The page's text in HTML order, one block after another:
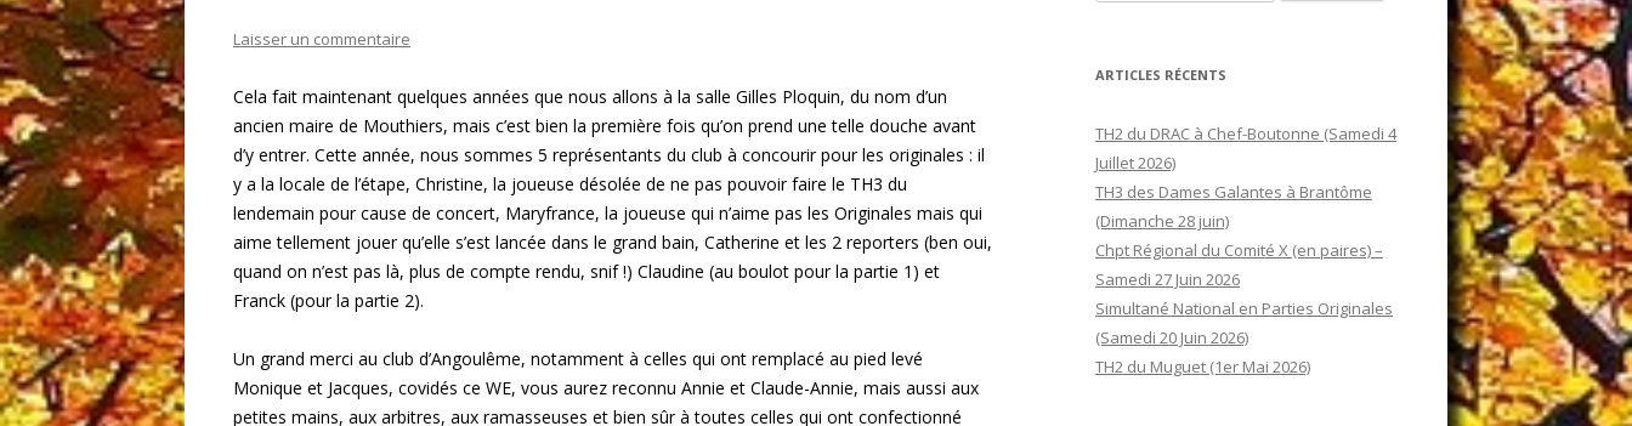
Laisser un commentaire
Cela fait maintenant quelques années que nous allons à la salle Gilles Ploquin, du nom d’un
ancien maire de Mouthiers, mais c’est bien la première fois qu’on prend une telle douche avant
d’y entrer. Cette année, nous sommes 5 représentants du club à concourir pour les originales : il
y a la locale de l’étape, Christine, la joueuse désolée de ne pas pouvoir faire le TH3 du
lendemain pour cause de concert, Maryfrance, la joueuse qui n’aime pas les Originales mais qui
aime tellement jouer qu’elle s’est lancée dans le grand bain, Catherine et les 2 reporters (ben oui,
quand on n’est pas là, plus de compte rendu, snif !) Claudine (au boulot pour la partie 1) et
Franck (pour la partie 2).
Un grand merci au club d’Angoulême, notamment à celles qui ont remplacé au pied levé
Monique et Jacques, covidés ce WE, vous aurez reconnu Annie et Claude-Annie, mais aussi aux
petites mains, aux arbitres, aux ramasseuses et bien sûr à toutes celles qui ont confectionné
ARTICLES RÉCENTS
TH2 du DRAC à Chef-Boutonne (Samedi 4
Juillet 2026)
TH3 des Dames Galantes à Brantôme
(Dimanche 28 juin)
Chpt Régional du Comité X (en paires) –
Samedi 27 Juin 2026
Simultané National en Parties Originales
(Samedi 20 Juin 2026)
TH2 du Muguet (1er Mai 2026)